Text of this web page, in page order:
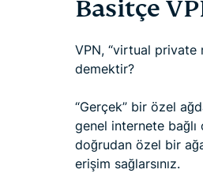
Basitçe
VPN, “virtual private
demektir?
“Gerçek” bir özel
genel internete bağlı
doğrudan özel bir
erişim sağlarsınız.